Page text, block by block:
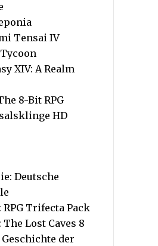
Tensai IV
XIV: A Realm
8-Bit RPG
HD
Deutsche
Trifecta Pack
Lost Caves 8
der